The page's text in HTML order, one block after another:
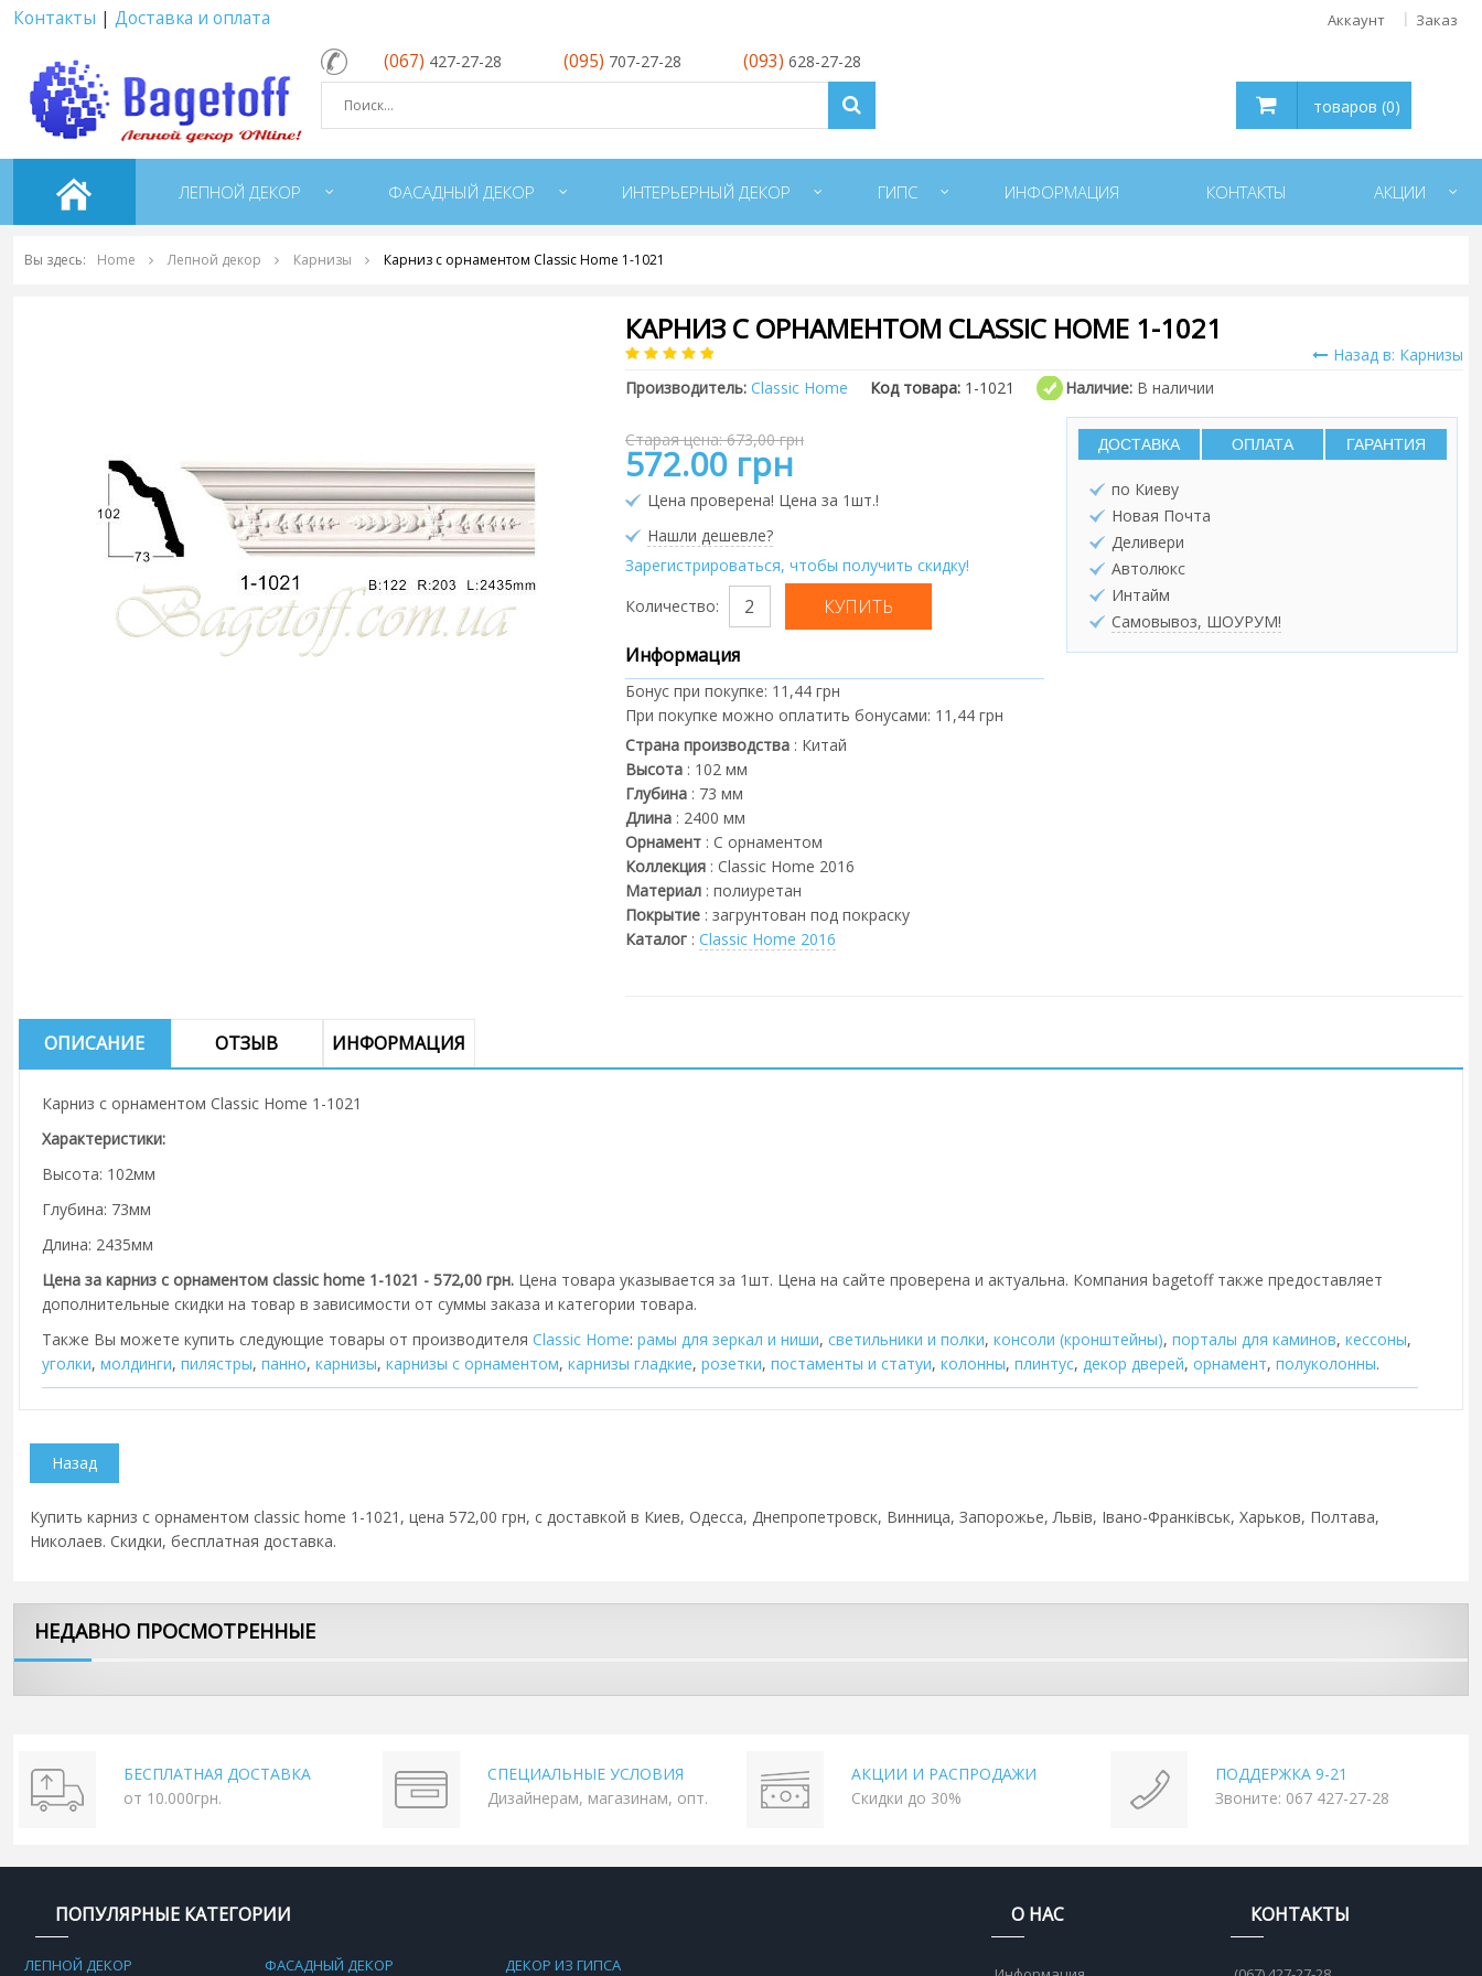
Контакты | Доставка и оплата Аккаунт Заказ
(067) 427-27-28 (095) 707-27-28 (093) 628-27-28
товаров (0)
ЛЕПНОЙ ДЕКОР ФАСАДНЫЙ ДЕКОР ИНТЕРЬЕРНЫЙ ДЕКОР ГИПС ИНФОРМАЦИЯ КОНТАКТЫ АКЦИИ
Вы здесь: Home Лепной декор Карнизы Карниз с орнаментом Classic Home 1-1021
КАРНИЗ С ОРНАМЕНТОМ CLASSIC HOME 1-1021
Назад в: Карнизы
Производитель: Classic Home Код товара: 1-1021 Наличие: В наличии
Старая цена: 673,00 грн
572.00 грн
Цена проверена! Цена за 1шт.!
Нашли дешевле?
Зарегистрироваться, чтобы получить скидку!
Количество:
Информация
Бонус при покупке: 11,44 грн
При покупке можно оплатить бонусами: 11,44 грн
Страна производства: Китай
Высота: 102 мм
Глубина: 73 мм
Длина: 2400 мм
Орнамент: С орнаментом
Коллекция: Classic Home 2016
Материал: полиуретан
Покрытие: загрунтован под покраску
Каталог: Classic Home 2016
ДОСТАВКА ОПЛАТА ГАРАНТИЯ
по Киеву
Новая Почта
Деливери
Автолюкс
Интайм
Самовывоз, ШОУРУМ!
ОПИСАНИЕ ОТЗЫВ ИНФОРМАЦИЯ
Карниз с орнаментом Classic Home 1-1021
Характеристики:
Высота: 102мм
Глубина: 73мм
Длина: 2435мм
Цена за карниз с орнаментом classic home 1-1021 - 572,00 грн. Цена товара указывается за 1шт. Цена на сайте проверена и актуальна. Компания bagetoff также предоставляет
дополнительные скидки на товар в зависимости от суммы заказа и категории товара.
Также Вы можете купить следующие товары от производителя Classic Home: рамы для зеркал и ниши, cветильники и полки, консоли (кронштейны), порталы для каминов, кессоны,
уголки, молдинги, пилястры, панно, карнизы, карнизы с орнаментом, карнизы гладкие, розетки, постаменты и статуи, колонны, плинтус, декор дверей, орнамент, полуколонны.
Купить карниз с орнаментом classic home 1-1021, цена 572,00 грн, с доставкой в Киев, Одесса, Днепропетровск, Винница, Запорожье, Львів, Івано-Франківськ, Харьков, Полтава,
Николаев. Скидки, бесплатная доставка.
НЕДАВНО ПРОСМОТРЕННЫЕ
БЕСПЛАТНАЯ ДОСТАВКА
от 10.000грн.
СПЕЦИАЛЬНЫЕ УСЛОВИЯ
Дизайнерам, магазинам, опт.
АКЦИИ И РАСПРОДАЖИ
Скидки до 30%
ПОДДЕРЖКА 9-21
Звоните: 067 427-27-28
ПОПУЛЯРНЫЕ КАТЕГОРИИ
ЛЕПНОЙ ДЕКОР ФАСАДНЫЙ ДЕКОР ДЕКОР ИЗ ГИПСА
О НАС КОНТАКТЫ